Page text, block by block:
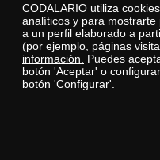
[JA]Ha sido muy fácil,
todo lo que hicimos,
partituras que
repertorio, también nos
Brunetti, en su caso.
CODALARIO utiliza
analíticos y para
a un perfil elaborado a
(por ejemplo, páginas
información.
Puedes
botón 'Aceptar' o
botón 'Configurar'.